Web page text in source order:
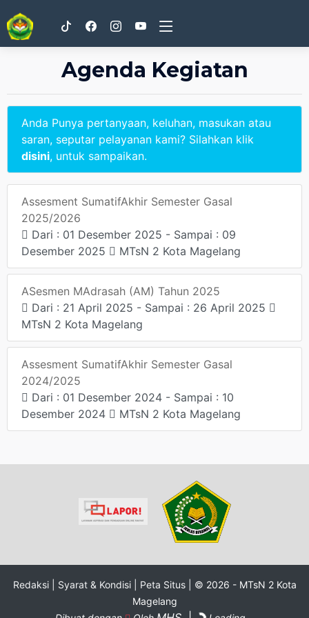
Agenda Kegiatan
Anda Punya pertanyaan, keluhan, masukan atau
saran, seputar pelayanan kami? Silahkan klik
disini, untuk sampaikan.
Assesment SumatifAkhir Semester Gasal
2025/2026
Dari : 01 Desember 2025 - Sampai : 09
Desember 2025
MTsN 2 Kota Magelang
ASesmen MAdrasah (AM) Tahun 2025
Dari : 21 April 2025 - Sampai : 26 April 2025
MTsN 2 Kota Magelang
Assesment SumatifAkhir Semester Gasal
2024/2025
Dari : 01 Desember 2024 - Sampai : 10
Desember 2024
MTsN 2 Kota Magelang
Redaksi | Syarat & Kondisi | Peta Situs | © 2026 - MTsN 2 Kota
Magelang